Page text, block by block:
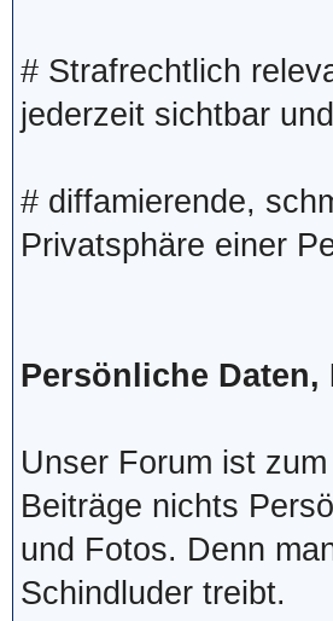
# Strafrechtlich
jederzeit sichtbar
# diffamierende,
Privatsphäre einer
Persönliche Daten,
Unser Forum ist
Beiträge nichts
und Fotos. Denn
Schindluder treibt.